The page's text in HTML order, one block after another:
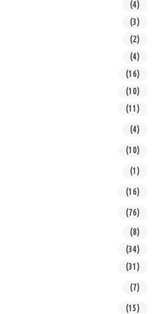
(4)
(3)
(2)
(4)
(16)
(10)
(11)
(4)
(10)
(1)
(16)
(76)
(8)
(34)
(31)
(7)
(15)